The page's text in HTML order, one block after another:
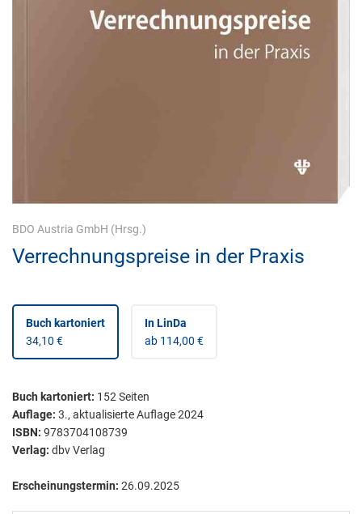
BDO Austria GmbH (Hrsg.)
Verrechnungspreise in der Praxis
Buch kartoniert
34,10 €
In LinDa
ab 114,00 €
Buch kartoniert: 152 Seiten
Auflage: 3., aktualisierte Auflage 2024
ISBN: 9783704108739
Verlag: dbv Verlag
Erscheinungstermin: 26.09.2025